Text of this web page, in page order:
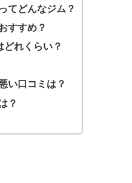
てどんなジム？
すすめ？
どれくらい？
い口コミは？
？